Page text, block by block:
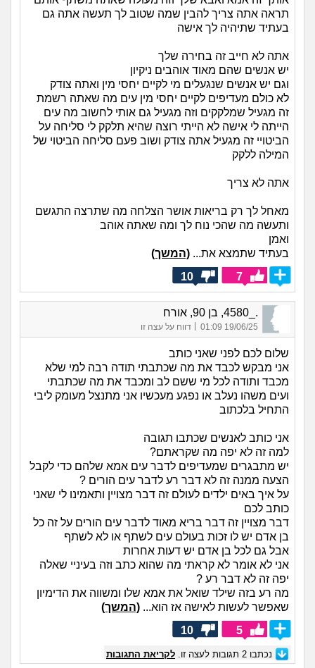
תראה אתה צריך להבין שמה שטוב לך תעשה אתה גם
בעתיד שתיהיה לך אישה
אתה לא חייב זה בחירה שלך
יש אנשים שהם מאוד אוהבים ניקיון
וגם יש אנשים שנגעלים מי לקיים יחסי מין ואתה צודק
לא כולם מעדיפים לקיים יחסי מין עים מה שאתה רשמת
זה מגעיל שמלקקים וזה מגעיל גם אותי לחשוב מה עים
הייתה לי אישה לא הייתי רוצה שהיא תלקק לי סליחה על
הביטויי זה מגעיל אתה צודק ושוב פעם סליחה הביטוי של
המילה ללקק
אתה לא צריך
מאחל לך רק בריאות אושר הצלחה מה שתרצה התגשם
ותעשה מה שהכי נוח לך ומה שאתה אוהב
ואמן
בעתיד שתמצא את... (המשך)
7
10
._4580, בן 90, אורח
19/06/25 01:09
| דווח על עצה זו
שלום לכם לפני שאני כותב
אני מבקש לכבד את מה שכתבתי תודה רבה למי שלא
מכבד ותודה לכל מי ששם לב ומכבד את מה שכתבתי
ועים משהו נעלב או נפגע מעכשיו אני מתנצל מעומק ליבי
התחיל בלכתוב
אני כותב לאנשים שכתבו תגובה
למה זה לא יפה מה שקראתם?
יש מתבגרים שמעדיפים לדבר עים אמא שלהם כדי לקבל
הצעה ממנה זה לא דבר רע לדבר עים הורים ?
על איך באים ילדים לעולם זה דבר מצויין ותאמינו לי שאני
כותב לכם
דבר מצויין זה דבר בריא מאוד לדבר עים הורים על זה כל
בן אדם יש לו זכות בעולם עים לשתף או לא לשתף
אבל גם לכל בן אדם יש דעות אחרות
אני לא אומר לא קראתי מה שהוא כתב וזה בעיניי שאלה
יפה זה לא דבר רע ?
מה רע בזה שילד שואל את אמא שלו ומשווה את הדימיון
שאפשר לעשות לאישה אז הוא... (המשך)
5
10
נכתבו 2 תגובות לעצה זו. לקריאת התגובות